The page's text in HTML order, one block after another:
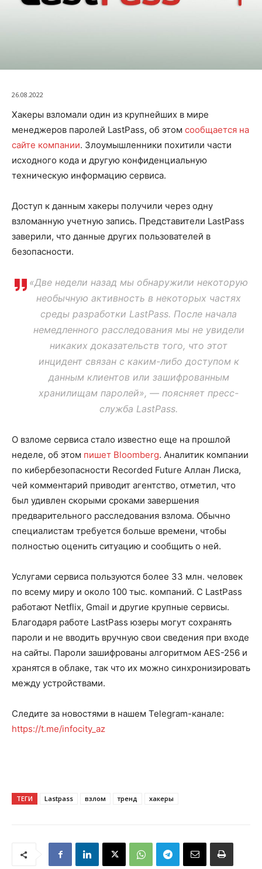
26.08.2022
Хакеры взломали один из крупнейших в мире
менеджеров паролей LastPass, об этом сообщается на
сайте компании. Злоумышленники похитили части
исходного кода и другую конфиденциальную
техническую информацию сервиса.
Доступ к данным хакеры получили через одну
взломанную учетную запись. Представители LastPass
заверили, что данные других пользователей в
безопасности.
«Две недели назад мы обнаружили некоторую
необычную активность в некоторых частях
среды разработки LastPass. После начала
немедленного расследования мы не увидели
никаких доказательств того, что этот
инцидент связан с каким-либо доступом к
данным клиентов или зашифрованным
хранилищам паролей», — поясняет пресс-
служба LastPass.
О взломе сервиса стало известно еще на прошлой
неделе, об этом пишет Bloomberg. Аналитик компании
по кибербезопасности Recorded Future Аллан Лиска,
чей комментарий приводит агентство, отметил, что
был удивлен скорыми сроками завершения
предварительного расследования взлома. Обычно
специалистам требуется больше времени, чтобы
полностью оценить ситуацию и сообщить о ней.
Услугами сервиса пользуются более 33 млн. человек
по всему миру и около 100 тыс. компаний. С LastPass
работают Netflix, Gmail и другие крупные сервисы.
Благодаря работе LastPass юзеры могут сохранять
пароли и не вводить вручную свои сведения при входе
на сайты. Пароли зашифрованы алгоритмом AES-256 и
хранятся в облаке, так что их можно синхронизировать
между устройствами.
Следите за новостями в нашем Telegram-канале:
https://t.me/infocity_az
ТЕГИ Lastpass взлом тренд хакеры